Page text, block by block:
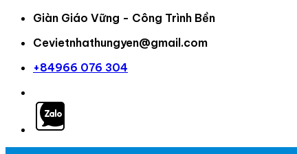
Giàn Giáo Vững - Công Trình Bền
Cevietnhathungyen@gmail.com
+84966 076 304